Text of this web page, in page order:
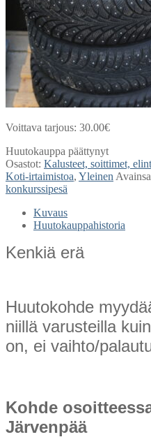
Voittava tarjous: 30.00€
Huutokauppa päättynyt
Osastot: Kalusteet, soittimet,
Koti-irtaimistoa, Yleinen
konkurssipesä
Kuvaus
Huutokauppahistoria
Kenkiä erä
Huutokohde
niillä varusteilla
on, ei vaihto/
Kohde
Järvenpää